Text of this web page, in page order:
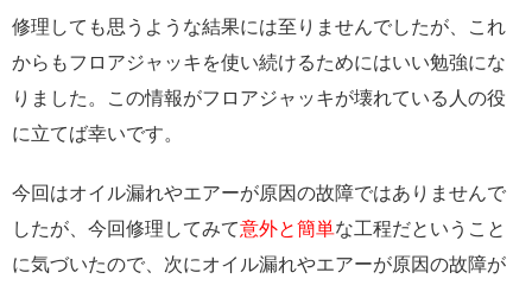
修理しても思うような結果には至りませんでしたが、これ
からもフロアジャッキを使い続けるためにはいい勉強にな
りました。この情報がフロアジャッキが壊れている人の役
に立てば幸いです。
今回はオイル漏れやエアーが原因の故障ではありませんで
したが、今回修理してみて意外と簡単な工程だということ
に気づいたので、次にオイル漏れやエアーが原因の故障が